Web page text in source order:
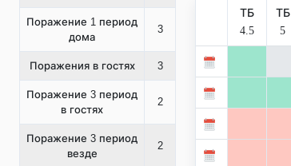
Поражение 1 период
дома
3
Поражения в гостях 3
Поражение 3 период
в гостях
2
Поражение 3 период
везде
2
ТБ
4.5
ТБ
5